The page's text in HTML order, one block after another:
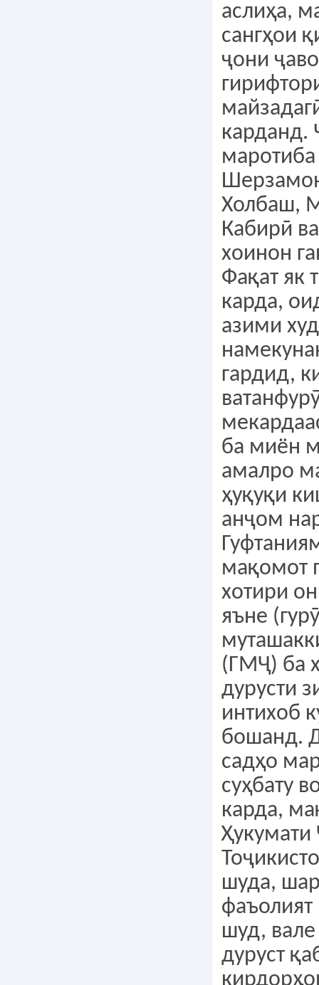
аслиҳа,
сангҳои
ҷони
карданд.
Холбаш,
Кабирӣ
хоинон
Фақат як
карда,
азими
гардид,
ба миён
амалро
ҳуқуқи
анҷом
мақомот
хотири
яъне
(ГМҶ) ба
дурусти
интихоб
бошанд.
садҳо
суҳбату
карда,
шуда,
шуд,
дуруст